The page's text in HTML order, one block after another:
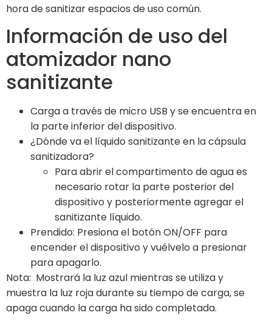
hora de sanitizar espacios de uso común.
Información de uso del
atomizador nano
sanitizante
Carga a través de micro USB y se encuentra en
la parte inferior del dispositivo.
¿Dónde va el líquido sanitizante en la cápsula
sanitizadora?
Para abrir el compartimento de agua es
necesario rotar la parte posterior del
dispositivo y posteriormente agregar el
sanitizante líquido.
Prendido: Presiona el botón ON/OFF para
encender el dispositivo y vuélvelo a presionar
para apagarlo.
Nota: Mostrará la luz azul mientras se utiliza y
muestra la luz roja durante su tiempo de carga, se
apaga cuando la carga ha sido completada.